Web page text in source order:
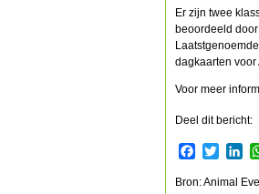
Er zijn twee
beoordeeld
dagkaarten
Voor meer
Deel dit bericht:
Facebook
Bron: Animal